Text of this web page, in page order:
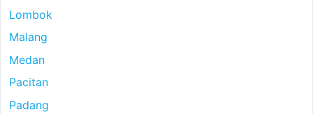
Lombok
Malang
Medan
Pacitan
Padang